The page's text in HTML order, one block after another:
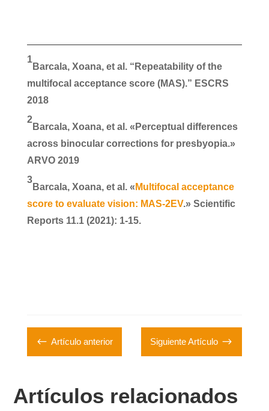
1
Barcala, Xoana, et al. “Repeatability of the
multifocal acceptance score (MAS).” ESCRS
2018
2
Barcala, Xoana, et al. «Perceptual differences
across binocular corrections for presbyopia.»
ARVO 2019
3
Barcala, Xoana, et al. « Multifocal acceptance
score to evaluate vision: MAS-2EV.» Scientific
Reports 11.1 (2021): 1-15.
# Artículo anterior Siguiente Artículo $
Artículos relacionados